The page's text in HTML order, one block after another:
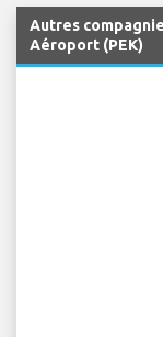
Autres
Aéroport (PEK)